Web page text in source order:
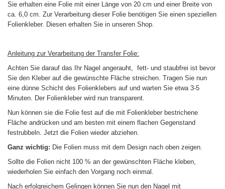
Sie erhalten eine Folie mit einer Länge von 20 cm und einer Breite von
ca. 6,0 cm. Zur Verarbeitung dieser Folie benötigen Sie einen speziellen
Folienkleber. Diesen erhalten Sie in unseren Shop.
Anleitung zur Verarbeitung der Transfer Folie:
Achten Sie darauf das Ihr Nagel angerauht, fett- und staubfrei ist bevor
Sie den Kleber auf die gewünschte Fläche streichen. Tragen Sie nun
eine dünne Schicht des Folienklebers auf und warten Sie etwa 3-5
Minuten. Der Folienkleber wird nun transparent.
Nun können sie die Folie fest auf die mit Folienkleber bestrichene
Fläche andrücken und am besten mit einem flachen Gegenstand
festrubbeln. Jetzt die Folien wieder abziehen.
Ganz wichtig: Die Folien muss mit dem Design nach oben zeigen.
Sollte die Folien nicht 100 % an der gewünschten Fläche kleben,
wiederholen Sie einfach den Vorgang noch einmal.
Nach erfolgreichem Gelingen können Sie nun den Nagel mit